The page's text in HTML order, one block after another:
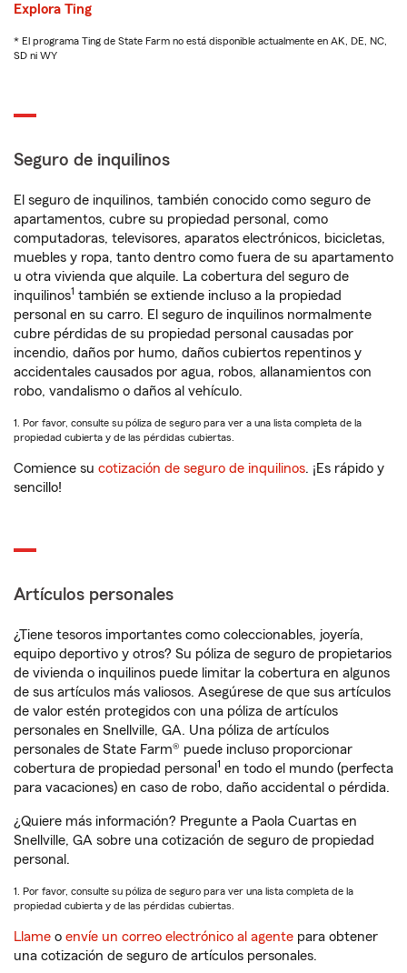
Explora Ting
* El programa Ting de State Farm no está disponible actualmente en AK, DE, NC,
SD ni WY
Seguro de inquilinos
El seguro de inquilinos, también conocido como seguro de
apartamentos, cubre su propiedad personal, como
computadoras, televisores, aparatos electrónicos, bicicletas,
muebles y ropa, tanto dentro como fuera de su apartamento
u otra vivienda que alquile. La cobertura del seguro de
inquilinos1 también se extiende incluso a la propiedad
personal en su carro. El seguro de inquilinos normalmente
cubre pérdidas de su propiedad personal causadas por
incendio, daños por humo, daños cubiertos repentinos y
accidentales causados por agua, robos, allanamientos con
robo, vandalismo o daños al vehículo.
1. Por favor, consulte su póliza de seguro para ver a una lista completa de la
propiedad cubierta y de las pérdidas cubiertas.
Comience su cotización de seguro de inquilinos. ¡Es rápido y
sencillo!
Artículos personales
¿Tiene tesoros importantes como coleccionables, joyería,
equipo deportivo y otros? Su póliza de seguro de propietarios
de vivienda o inquilinos puede limitar la cobertura en algunos
de sus artículos más valiosos. Asegúrese de que sus artículos
de valor estén protegidos con una póliza de artículos
personales en Snellville, GA. Una póliza de artículos
personales de State Farm® puede incluso proporcionar
cobertura de propiedad personal 1 en todo el mundo (perfecta
para vacaciones) en caso de robo, daño accidental o pérdida.
¿Quiere más información? Pregunte a Paola Cuartas en
Snellville, GA sobre una cotización de seguro de propiedad
personal.
1. Por favor, consulte su póliza de seguro para ver una lista completa de la
propiedad cubierta y de las pérdidas cubiertas.
Llame o envíe un correo electrónico al agente para obtener
una cotización de seguro de artículos personales.